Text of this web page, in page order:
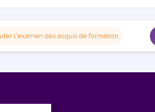
l'examen des acquis de formation